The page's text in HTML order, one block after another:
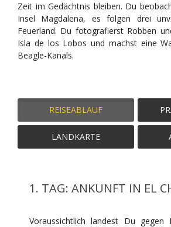
Zeit im Gedächtnis bleiben. Du
Insel Magdalena, es folgen drei
Feuerland. Du fotografierst Robben
Isla de los Lobos und machst eine
Beagle-Kanals.
REISEABLAUF
LANDKARTE
1. TAG: ANKUNFT IN EL
Voraussichtlich landest Du